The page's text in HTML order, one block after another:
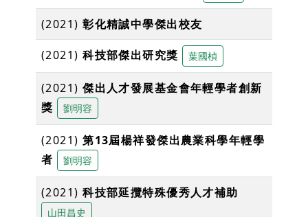
(2021)彰化精誠中學傑出校友
(2021)科技部傑出研究獎 葉國楨
(2021)傑出人才發展基金會年輕學者創新
獎
劉明容
(2021)第13屆楊祥發傑出農業科學年輕學
者
劉明容
(2021)科技部延攬特殊優秀⼈才補助
山田昌史